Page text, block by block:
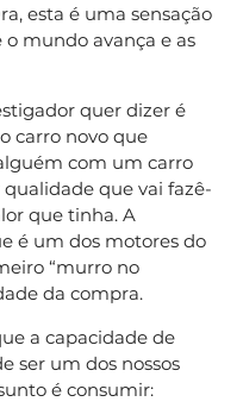
esta é uma sensação
mundo avança e as
quer dizer é
carro novo que
com um carro
que vai fazê-
que tinha. A
é um dos motores do
“murro no
da compra.
a capacidade de
ser um dos nossos
é consumir: